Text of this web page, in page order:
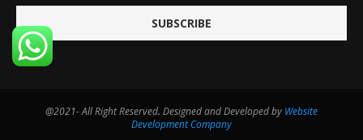
@2021- All Right Reserved. Designed and Developed by Website
Development Company